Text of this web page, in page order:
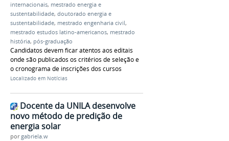
internacionais, mestrado energia e
sustentabilidade, doutorado energia e
sustentabilidade, mestrado engenharia civil,
mestrado estudos latino-americanos, mestrado
história, pós-graduação
Candidatos devem ficar atentos aos editais
onde são publicados os critérios de seleção e
o cronograma de inscrições dos cursos
Localizado em Notícias
Docente da UNILA desenvolve
novo método de predição de
energia solar
porgabriela.w